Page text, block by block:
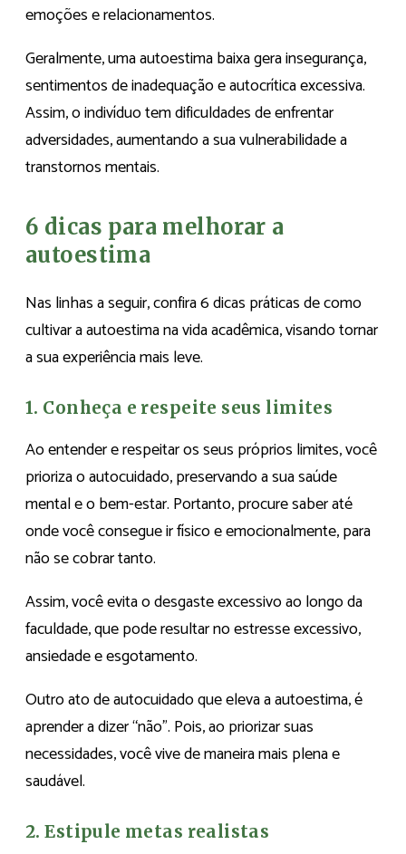
emoções e relacionamentos.
Geralmente, uma autoestima baixa gera insegurança,
sentimentos de inadequação e autocrítica excessiva.
Assim, o indivíduo tem dificuldades de enfrentar
adversidades, aumentando a sua vulnerabilidade a
transtornos mentais.
6 dicas para melhorar a
autoestima
Nas linhas a seguir, confira 6 dicas práticas de como
cultivar a autoestima na vida acadêmica, visando tornar
a sua experiência mais leve.
1. Conheça e respeite seus limites
Ao entender e respeitar os seus próprios limites, você
prioriza o autocuidado, preservando a sua saúde
mental e o bem-estar. Portanto, procure saber até
onde você consegue ir físico e emocionalmente, para
não se cobrar tanto.
Assim, você evita o desgaste excessivo ao longo da
faculdade, que pode resultar no estresse excessivo,
ansiedade e esgotamento.
Outro ato de autocuidado que eleva a autoestima, é
aprender a dizer “não”. Pois, ao priorizar suas
necessidades, você vive de maneira mais plena e
saudável.
2. Estipule metas realistas